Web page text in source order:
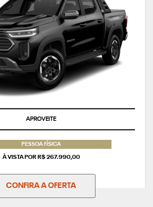
APROVEITE
PESSOA FÍSICA
À VISTA POR R$ 267.990,00
CONFIRA A OFERTA